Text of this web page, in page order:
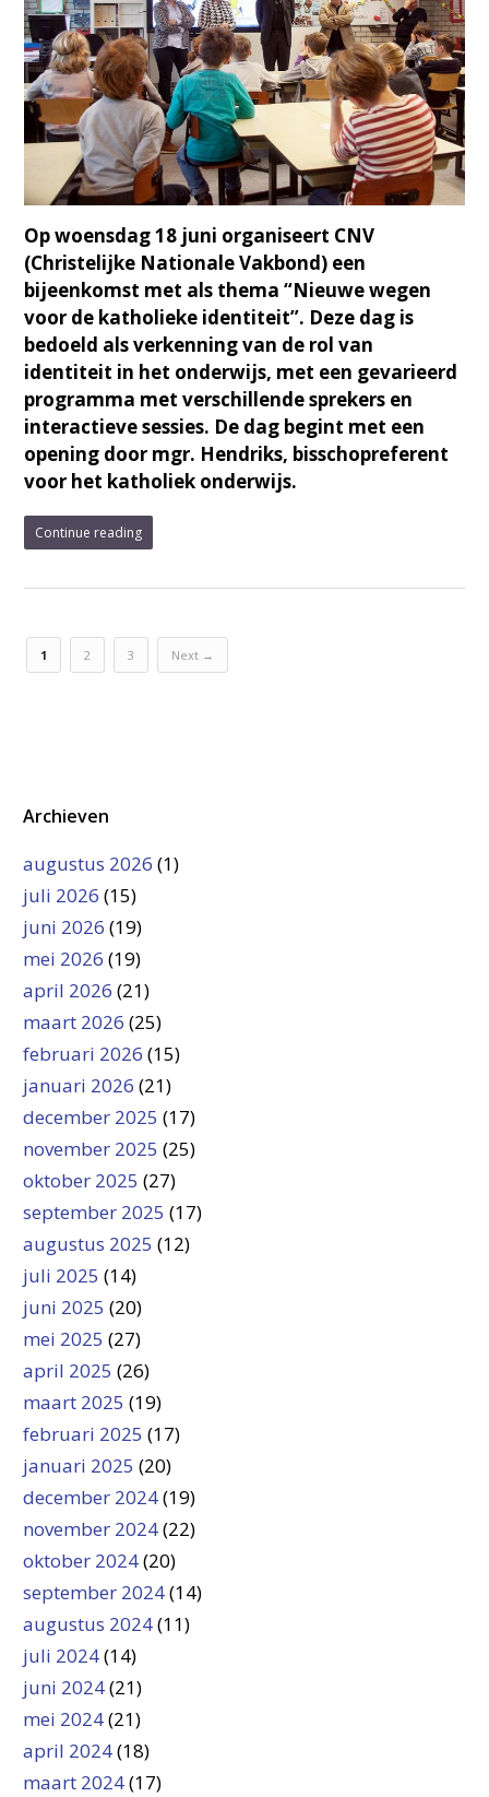
Op woensdag 18 juni organiseert CNV
(Christelijke Nationale Vakbond) een
bijeenkomst met als thema “Nieuwe wegen
voor de katholieke identiteit”. Deze dag is
bedoeld als verkenning van de rol van
identiteit in het onderwijs, met een gevarieerd
programma met verschillende sprekers en
interactieve sessies. De dag begint met een
opening door mgr. Hendriks, bisschopreferent
voor het katholiek onderwijs.
Continue reading
1 2 3 Next →
Archieven
augustus 2026 (1)
juli 2026 (15)
juni 2026 (19)
mei 2026 (19)
april 2026 (21)
maart 2026 (25)
februari 2026 (15)
januari 2026 (21)
december 2025 (17)
november 2025 (25)
oktober 2025 (27)
september 2025 (17)
augustus 2025 (12)
juli 2025 (14)
juni 2025 (20)
mei 2025 (27)
april 2025 (26)
maart 2025 (19)
februari 2025 (17)
januari 2025 (20)
december 2024(19)
november 2024(22)
oktober 2024(20)
september 2024(14)
augustus 2024(11)
juli 2024(14)
juni 2024(21)
mei 2024(21)
april 2024(18)
maart 2024(17)